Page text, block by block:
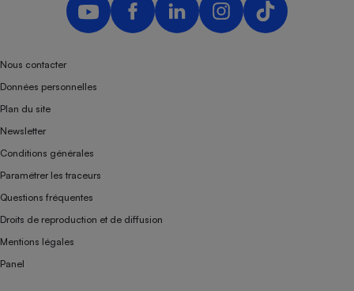
Nous contacter
Données personnelles
Plan du site
Newsletter
Conditions générales
Paramétrer les traceurs
Questions fréquentes
Droits de reproduction et de diffusion
Mentions légales
Panel